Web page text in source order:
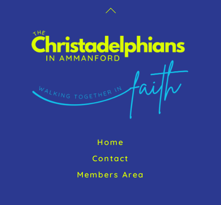
Back
Top
Home
Contact
Members Area